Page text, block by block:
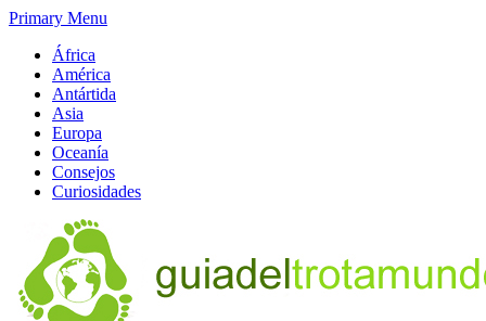
Primary Menu
África
América
Antártida
Asia
Europa
Oceanía
Consejos
Curiosidades